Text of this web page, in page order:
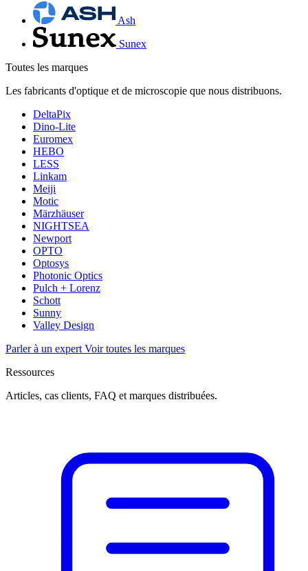
Ash
Sunex
Toutes les marques
Les fabricants d'optique et de microscopie que nous distribuons.
DeltaPix
Dino-Lite
Euromex
HEBO
LESS
Linkam
Meiji
Motic
Märzhäuser
NIGHTSEA
Newport
OPTO
Optosys
Photonic Optics
Pulch + Lorenz
Schott
Sunny
Valley Design
Parler à un expert Voir toutes les marques
Ressources
Articles, cas clients, FAQ et marques distribuées.